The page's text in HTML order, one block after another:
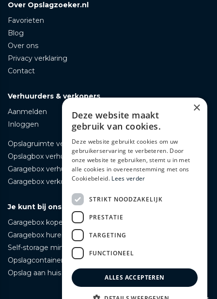
Over Opslagzoeker.nl
Favorieten
Blog
Over ons
Privacy verklaring
Contact
Verhuurders & verkopers
Aanmelden
Inloggen
Opslagruimte verhuren
Opslagbox verhuren
Garagebox verhuren
Garagebox verkopen
Je kunt bij ons terecht voor
Garagebox kopen
Garagebox huren
Self-storage mini opslag huren
Opslagcontainer huren
Opslag aan huis bezorgd huren
×
Deze website maakt
gebruik van cookies.
Deze website gebruikt cookies om uw
gebruikerservaring te verbeteren. Door
onze website te gebruiken, stemt u in met
alle cookies in overeenstemming met ons
Cookiebeleid. Lees verder
STRIKT NOODZAKELIJK
PRESTATIE
TARGETING
FUNCTIONEEL
ALLES ACCEPTEREN